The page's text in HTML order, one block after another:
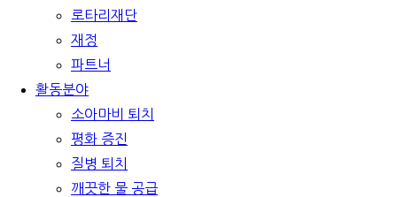
로타리재단
재정
파트너
활동분야
소아마비 퇴치
평화 증진
질병 퇴치
깨끗한 물 공급